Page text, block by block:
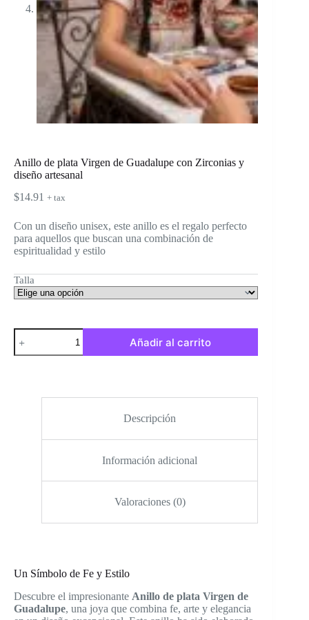
Anillo de plata Virgen de Guadalupe con Zirconias y
diseño artesanal
$14.91 + tax
Con un diseño unisex, este anillo es el regalo perfecto
para aquellos que buscan una combinación de
espiritualidad y estilo
Talla
Anillo
de
plata
Añadir al carrito
Descripción
Información adicional
Valoraciones (0)
Un Símbolo de Fe y Estilo
Descubre el impresionante Anillo de plata Virgen de
Guadalupe, una joya que combina fe, arte y elegancia